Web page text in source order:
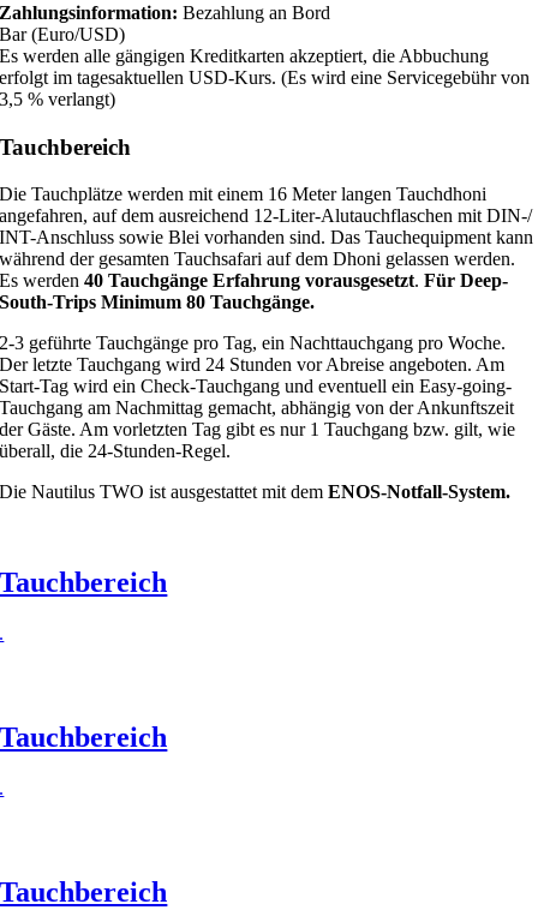
Zahlungsinformation: Bezahlung an Bord
Bar (Euro/USD)
Es werden alle gängigen Kreditkarten akzeptiert, die Abbuchung
erfolgt im tagesaktuellen USD-Kurs. (Es wird eine Servicegebühr von
3,5 % verlangt)
Tauchbereich
Die Tauchplätze werden mit einem 16 Meter langen Tauchdhoni
angefahren, auf dem ausreichend 12-Liter-Alutauchflaschen mit DIN-/
INT-Anschluss sowie Blei vorhanden sind. Das Tauchequipment kann
während der gesamten Tauchsafari auf dem Dhoni gelassen werden.
Es werden40 Tauchgänge Erfahrung vorausgesetzt.Für Deep-
South-Trips Minimum 80 Tauchgänge.
2-3 geführte Tauchgänge pro Tag, ein Nachttauchgang pro Woche.
Der letzte Tauchgang wird 24 Stunden vor Abreise angeboten. Am
Start-Tag wird ein Check-Tauchgang und eventuell ein Easy-going-
Tauchgang am Nachmittag gemacht, abhängig von der Ankunftszeit
der Gäste. Am vorletzten Tag gibt es nur 1 Tauchgang bzw. gilt, wie
überall, die 24-Stunden-Regel.
Die Nautilus TWO ist ausgestattet mit demENOS-Notfall-System.
Tauchbereich
.
Tauchbereich
.
Tauchbereich